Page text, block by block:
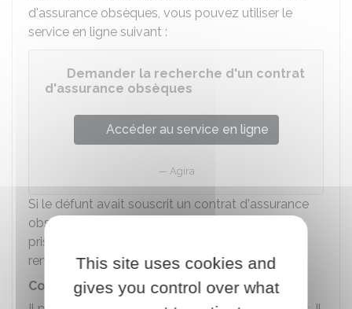
d'assurance obsèques, vous pouvez utiliser le
service en ligne suivant :
Demander la recherche d'un contrat
d'assurance obsèques
Accéder au service en ligne
Agira
Si le défunt avait souscrit un contrat d'assurance
obsèques, vous devez fournir un justificatif de la
prise en charge des obsèques pour obtenir un
remboursement.
Contrat obsèques
This site uses cookies and
gives you control over what